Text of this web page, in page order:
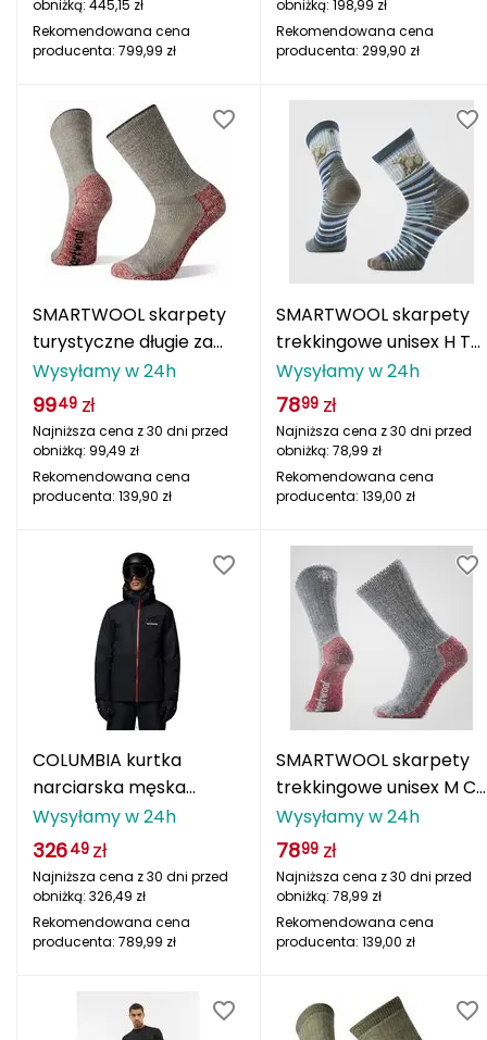
Grand Trunk
Gregory
Gumbies
HAGLÖFS
HMS PREMIUM
Haago
Hydro Flask
IGLOO
Icebreaker
Icestorm
obniżką: 445,15 zł
Rekomendowana cena
producenta: 799,99 zł
obniżką: 198,99 zł
Rekomendowana cena
producenta: 299,90 zł
SMARTWOOL skarpety
turystyczne długie za
kostkę U'S Hike beżowo-
czerwone
Wysyłamy w 24h
9949 zł
Najniższa cena z 30 dni przed
obniżką: 99,49 zł
Rekomendowana cena
producenta: 139,90 zł
SMARTWOOL skarpety
trekkingowe unisex H TC
BEAR MDCRW HIKE TWILI
niebieski
Wysyłamy w 24h
7899 zł
Najniższa cena z 30 dni przed
obniżką: 78,99 zł
Rekomendowana cena
producenta: 139,00 zł
COLUMBIA kurtka
narciarska męska
Iceberg Point II czarny
Wysyłamy w 24h
32649 zł
Najniższa cena z 30 dni przed
obniżką: 326,49 zł
Rekomendowana cena
producenta: 789,99 zł
SMARTWOOL skarpety
trekkingowe unisex M CE
MAX 2ND CCRW CLAS
BLACK czarny
Wysyłamy w 24h
7899 zł
Najniższa cena z 30 dni przed
obniżką: 78,99 zł
Rekomendowana cena
producenta: 139,00 zł